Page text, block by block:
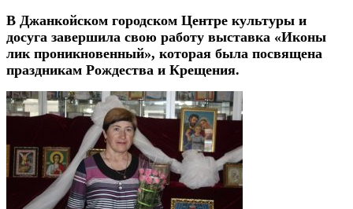
В Джанкойском городском Центре культуры и
досуга завершила свою работу выставка «Иконы
лик проникновенный», которая была посвящена
праздникам Рождества и Крещения.